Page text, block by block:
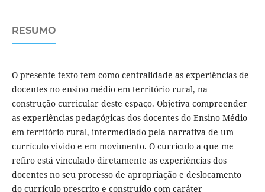
RESUMO
O presente texto tem como centralidade as experiências de
docentes no ensino médio em território rural, na
construção curricular deste espaço. Objetiva compreender
as experiências pedagógicas dos docentes do Ensino Médio
em território rural, intermediado pela narrativa de um
currículo vivido e em movimento. O currículo a que me
refiro está vinculado diretamente as experiências dos
docentes no seu processo de apropriação e deslocamento
do currículo prescrito e construído com caráter